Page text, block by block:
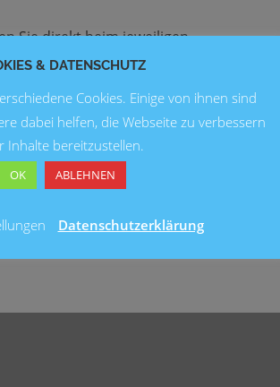
Sie direkt beim jeweiligen
& DATENSCHUTZ
Cookies. Einige von ihnen sind
dabei helfen, die Webseite zu verbessern
Inhalte bereitzustellen.
OK ABLEHNEN
Datenschutzerklärung